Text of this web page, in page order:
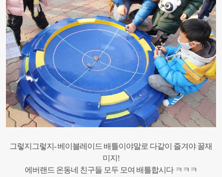
그렇지그렇지- 베이블레이드 배틀이야말로 다같이 즐겨야 꿀재
미지!
에버랜드 온동네 친구들 모두 모여 배틀합시다 ㅋㅋㅋ